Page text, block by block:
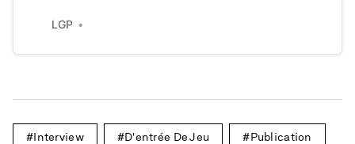
LGP
Interview D'entrée De Jeu Publication